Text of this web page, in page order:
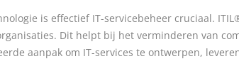
is effectief IT-servicebeheer cruciaal.
Dit helpt bij het verminderen van
aanpak om IT-services te ontwerpen,